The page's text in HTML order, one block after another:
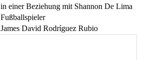
in einer Beziehung mit Shannon De Lima
Fußballspieler
James David Rodríguez Rubio